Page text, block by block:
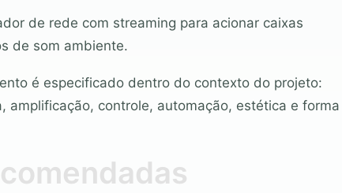
de rede com streaming para acionar caixas
de som ambiente.
é especificado dentro do contexto do projeto:
amplificação, controle, automação, estética e forma